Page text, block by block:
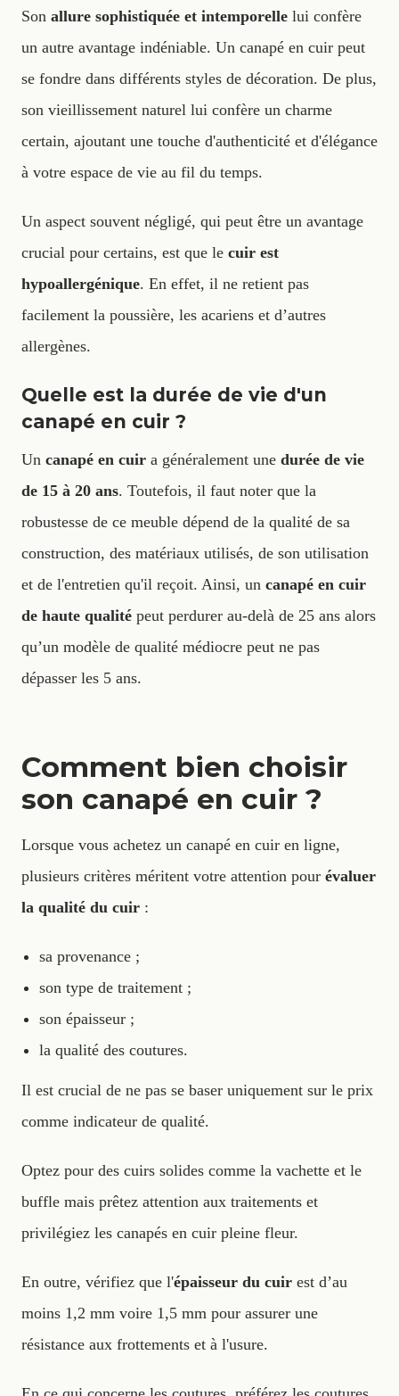
Son allure sophistiquée et intemporelle lui confère
un autre avantage indéniable. Un canapé en cuir peut
se fondre dans différents styles de décoration. De plus,
son vieillissement naturel lui confère un charme
certain, ajoutant une touche d'authenticité et d'élégance
à votre espace de vie au fil du temps.
Un aspect souvent négligé, qui peut être un avantage
crucial pour certains, est que le cuir est
hypoallergénique. En effet, il ne retient pas
facilement la poussière, les acariens et d’autres
allergènes.
Quelle est la durée de vie d'un
canapé en cuir ?
Un canapé en cuir a généralement une durée de vie
de 15 à 20 ans. Toutefois, il faut noter que la
robustesse de ce meuble dépend de la qualité de sa
construction, des matériaux utilisés, de son utilisation
et de l'entretien qu'il reçoit. Ainsi, un canapé en cuir
de haute qualité peut perdurer au-delà de 25 ans alors
qu’un modèle de qualité médiocre peut ne pas
dépasser les 5 ans.
Comment bien choisir
son canapé en cuir ?
Lorsque vous achetez un canapé en cuir en ligne,
plusieurs critères méritent votre attention pour évaluer
la qualité du cuir :
sa provenance ;
son type de traitement ;
son épaisseur ;
la qualité des coutures.
Il est crucial de ne pas se baser uniquement sur le prix
comme indicateur de qualité.
Optez pour des cuirs solides comme la vachette et le
buffle mais prêtez attention aux traitements et
privilégiez les canapés en cuir pleine fleur.
En outre, vérifiez que l'épaisseur du cuir est d’au
moins 1,2 mm voire 1,5 mm pour assurer une
résistance aux frottements et à l'usure.